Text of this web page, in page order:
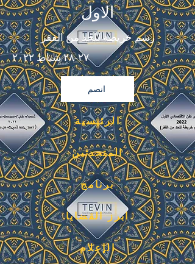
الاول
رسم خريطة للحد من الفقر
٢٧-٢٨ شباط ٢٠٢٢
انصم
الرئيسية
المتحدثين
برنامج
ابرز القضايا
الإعلام